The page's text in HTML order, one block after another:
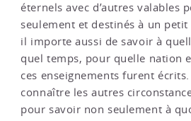
éternels avec d’autres valables
seulement et destinés à un petit
il importe aussi de savoir à
quel temps, pour quelle nation
ces enseignements furent
connaître les autres
pour savoir non seulement à